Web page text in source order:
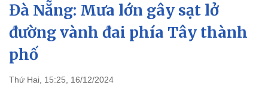
Chính trị
Đảng
Tổ chức nhân sự
Quốc hội
Nhận diện sự thật
Xã hội
Tin 24h
Dự báo thời tiết
Đà Nẵng: Mưa lớn gây sạt lở
đường vành đai phía Tây thành
phố
Thứ Hai, 15:25, 16/12/2024